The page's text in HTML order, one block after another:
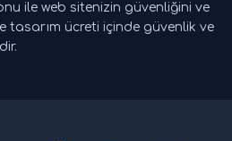
ile web sitenizin güvenliğini ve
tasarım ücreti içinde güvenlik ve